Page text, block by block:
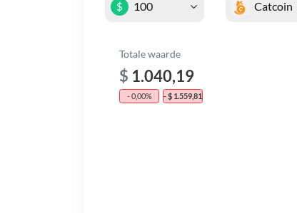
$
Totale waarde
$ 1.040,19
- 0,00% - $ 1.559,81